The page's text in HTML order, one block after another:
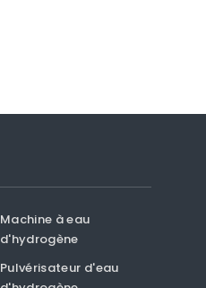
Machine à eau
d'hydrogène
Pulvérisateur d'eau